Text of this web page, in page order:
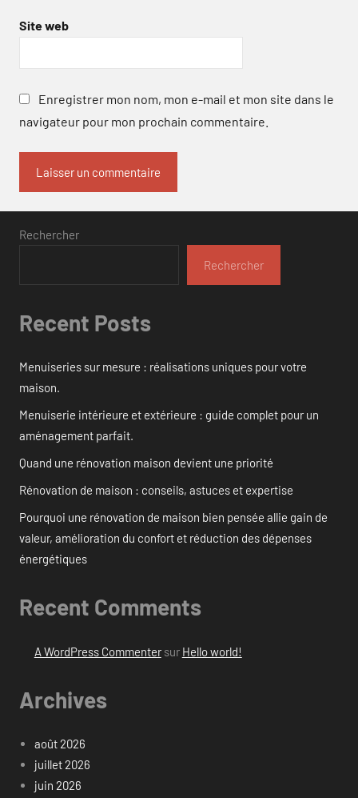
Site web
Enregistrer mon nom, mon e-mail et mon site dans le
navigateur pour mon prochain commentaire.
Rechercher
Rechercher
Recent Posts
Menuiseries sur mesure : réalisations uniques pour votre
maison.
Menuiserie intérieure et extérieure : guide complet pour un
aménagement parfait.
Quand une rénovation maison devient une priorité
Rénovation de maison : conseils, astuces et expertise
Pourquoi une rénovation de maison bien pensée allie gain de
valeur, amélioration du confort et réduction des dépenses
énergétiques
Recent Comments
A WordPress Commentersur Hello world!
Archives
août 2026
juillet 2026
juin 2026